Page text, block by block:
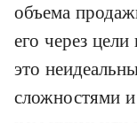
объема
его через
это
сложностями